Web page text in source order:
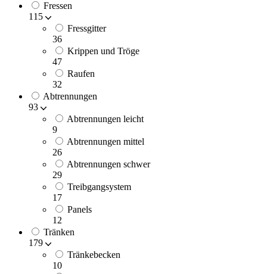
Fressen
115
Fressgitter
36
Krippen und Tröge
47
Raufen
32
Abtrennungen
93
Abtrennungen leicht
9
Abtrennungen mittel
26
Abtrennungen schwer
29
Treibgangsystem
17
Panels
12
Tränken
179
Tränkebecken
10